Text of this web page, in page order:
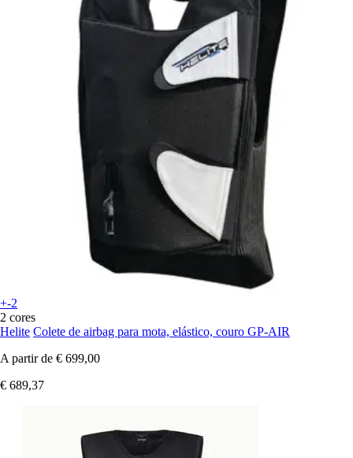
+-2
2 cores
Helite Colete de airbag para mota, elástico, couro GP-AIR
A partir de € 699,00
€ 689,37